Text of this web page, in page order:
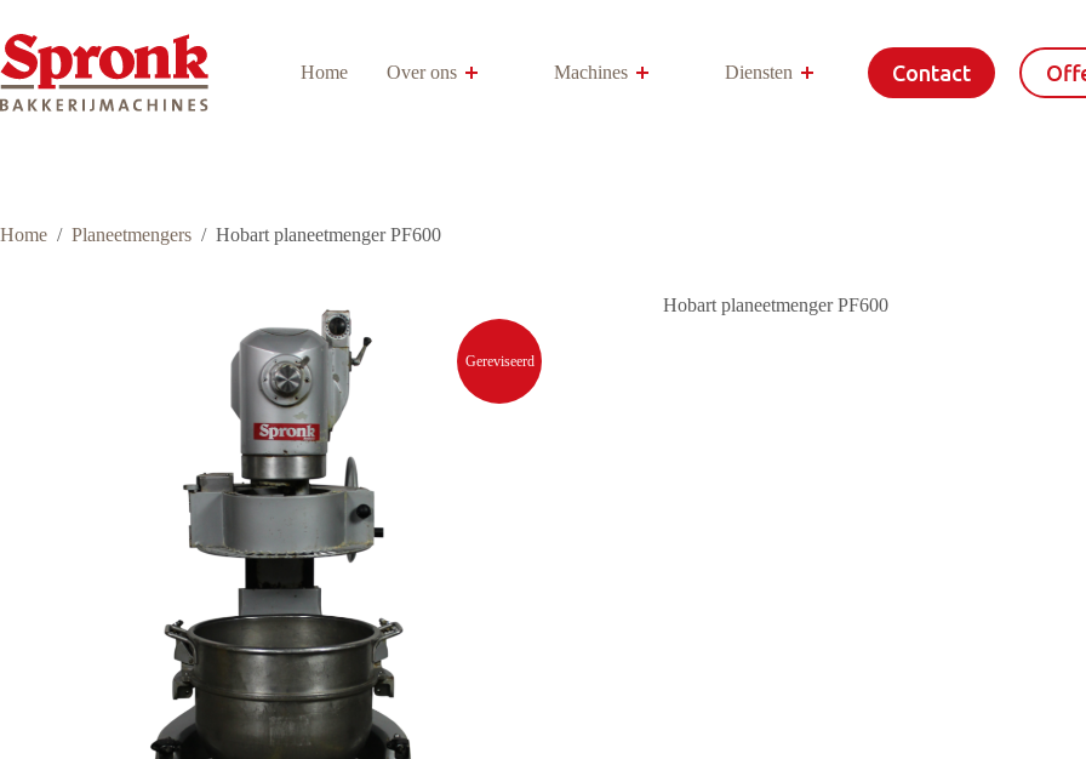
naar
de
inhoud
Home Over ons Machines Diensten Meer
Contact
Home / Planeetmengers / Hobart planeetmenger PF600
Gereviseerd
Hobart planeetmenger PF600